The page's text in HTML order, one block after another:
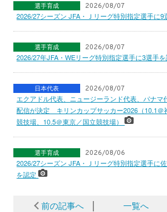
選手育成 2026/08/07
2026/27シーズン JFA・Ｊリーグ特別指定選手に
選手育成 2026/08/07
2026/27年JFA・WEリーグ特別指定選手に3選手
日本代表 2026/08/07
エクアドル代表、ニュージーランド代表、パナマ
配信が決定 キリンカップサッカー2026（10.1＠
競技場、10.5＠東京／国立競技場）
選手育成 2026/08/06
2026/27シーズン JFA・Ｊリーグ特別指定選手に
を認定
前の記事へ │ 一覧へ